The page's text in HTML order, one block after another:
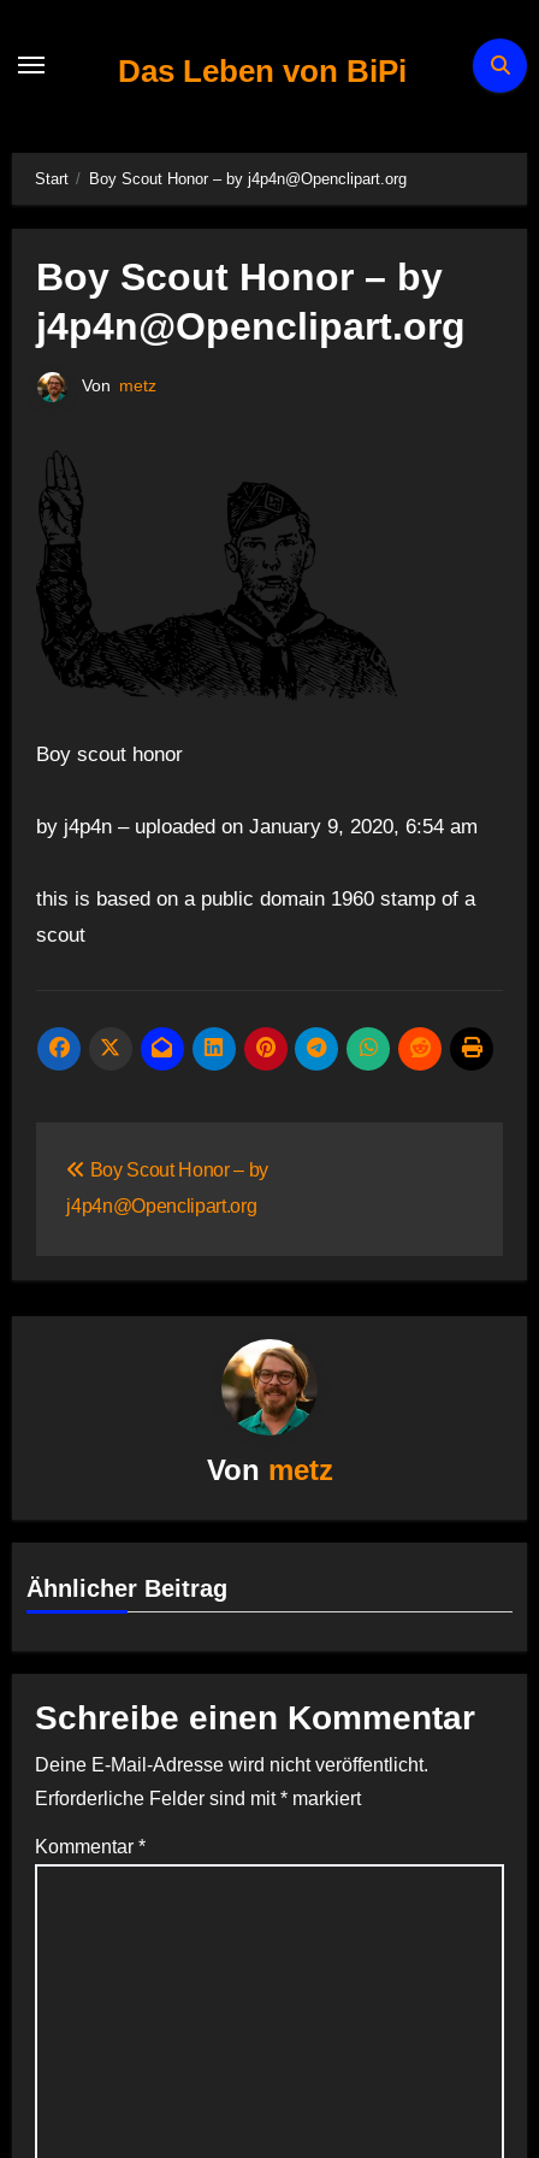
Das Leben von BiPi
Start Boy Scout Honor – by j4p4n@Openclipart.org
Boy Scout Honor – by
j4p4n@Openclipart.org
Von metz
Boy scout honor
by j4p4n – uploaded on January 9, 2020, 6:54 am
this is based on a public domain 1960 stamp of a
scout
Boy Scout Honor – by
j4p4n@Openclipart.org
Von metz
Ähnlicher Beitrag
Schreibe einen Kommentar
Deine E-Mail-Adresse wird nicht veröffentlicht.
Erforderliche Felder sind mit*markiert
Kommentar *